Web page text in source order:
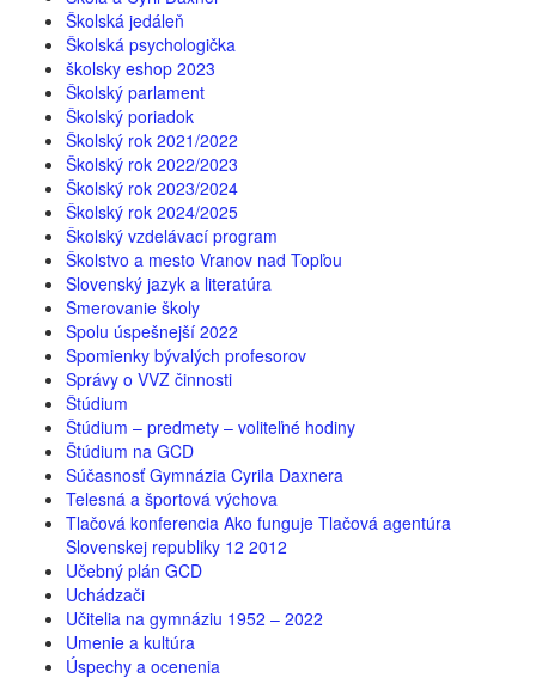
Školská jedáleň
Školská psychologička
školsky eshop 2023
Školský parlament
Školský poriadok
Školský rok 2021/2022
Školský rok 2022/2023
Školský rok 2023/2024
Školský rok 2024/2025
Školský vzdelávací program
Školstvo a mesto Vranov nad Topľou
Slovenský jazyk a literatúra
Smerovanie školy
Spolu úspešnejší 2022
Spomienky bývalých profesorov
Správy o VVZ činnosti
Štúdium
Štúdium – predmety – voliteľné hodiny
Štúdium na GCD
Súčasnosť Gymnázia Cyrila Daxnera
Telesná a športová výchova
Tlačová konferencia Ako funguje Tlačová agentúra
Slovenskej republiky 12 2012
Učebný plán GCD
Uchádzači
Učitelia na gymnáziu 1952 – 2022
Umenie a kultúra
Úspechy a ocenenia